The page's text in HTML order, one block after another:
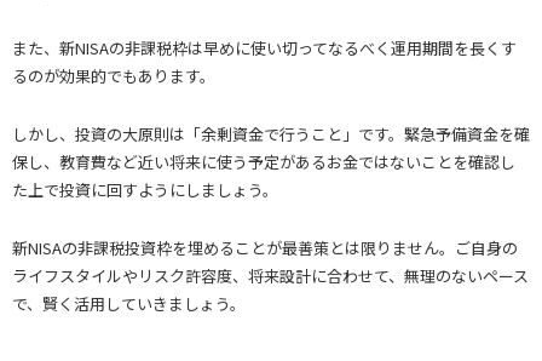
また、新NISAの非課税枠は早めに使い切ってなるべく運用期間を長くす
るのが効果的でもあります。
しかし、投資の大原則は「余剰資金で行うこと」です。緊急予備資金を確
保し、教育費など近い将来に使う予定があるお金ではないことを確認し
た上で投資に回すようにしましょう。
新NISAの非課税投資枠を埋めることが最善策とは限りません。ご自身の
ライフスタイルやリスク許容度、将来設計に合わせて、無理のないペース
で、賢く活用していきましょう。